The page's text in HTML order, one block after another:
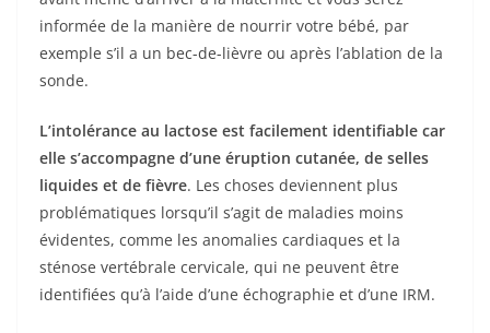
informée de la manière de nourrir votre bébé, par
exemple s’il a un bec-de-lièvre ou après l’ablation de la
sonde.
L’intolérance au lactose est facilement identifiable car
elle s’accompagne d’une éruption cutanée, de selles
liquides et de fièvre. Les choses deviennent plus
problématiques lorsqu’il s’agit de maladies moins
évidentes, comme les anomalies cardiaques et la
sténose vertébrale cervicale, qui ne peuvent être
identifiées qu’à l’aide d’une échographie et d’une IRM.